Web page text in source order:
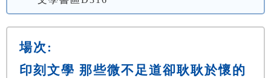
場次:
印刻文學 那些微不足道卻耿耿於懷的